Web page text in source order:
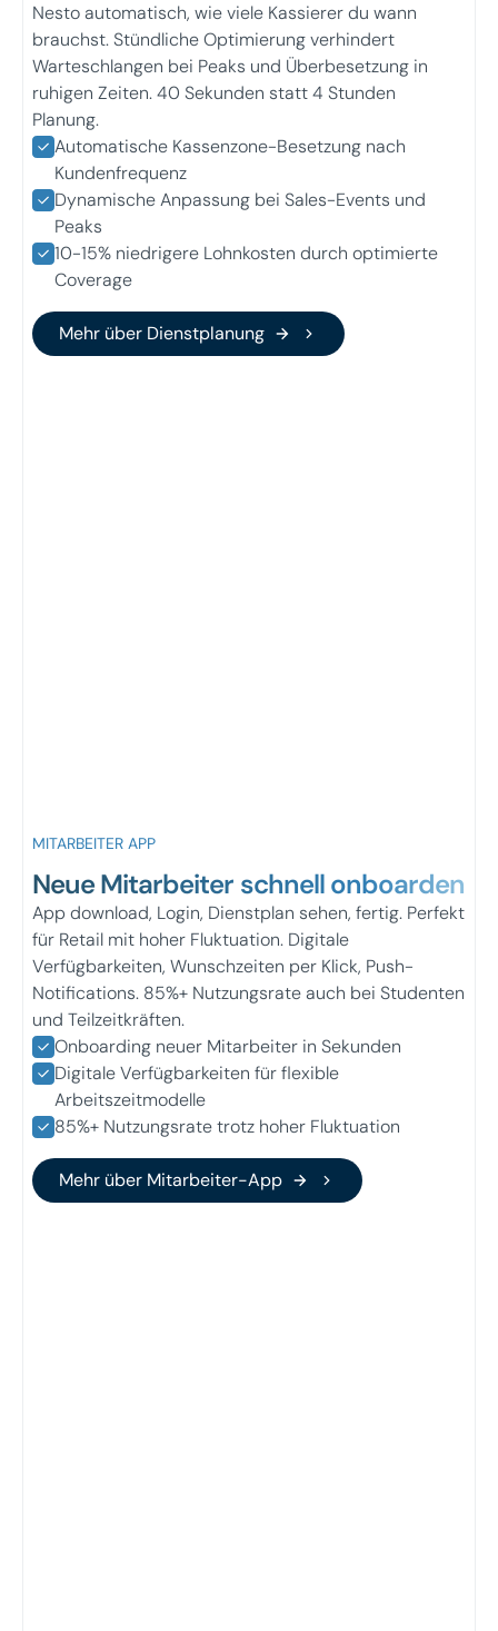
Nesto automatisch, wie viele Kassierer du wann
brauchst. Stündliche Optimierung verhindert
Warteschlangen bei Peaks und Überbesetzung in
ruhigen Zeiten. 40 Sekunden statt 4 Stunden
Planung.
Automatische Kassenzone-Besetzung nach
Kundenfrequenz
Dynamische Anpassung bei Sales-Events und
Peaks
10-15% niedrigere Lohnkosten durch optimierte
Coverage
Mehr über Dienstplanung
Mehr über Dienstplanung
MITARBEITER APP
Neue Mitarbeiter schnell onboarden
App download, Login, Dienstplan sehen, fertig. Perfekt
für Retail mit hoher Fluktuation. Digitale
Verfügbarkeiten, Wunschzeiten per Klick, Push-
Notifications. 85%+ Nutzungsrate auch bei Studenten
und Teilzeitkräften.
Onboarding neuer Mitarbeiter in Sekunden
Digitale Verfügbarkeiten für flexible
Arbeitszeitmodelle
85%+ Nutzungsrate trotz hoher Fluktuation
Mehr über Mitarbeiter-App
Mehr über Mitarbeiter-App